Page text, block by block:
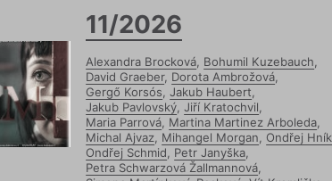
11/2026
Alexandra Brocková Bohumil Kuzebauch
David Graeber, Dorota Ambrožová
Gergő Korsós Jakub Haubert
Jakub Pavlovský Jiří Kratochvil
Maria Parrová Martina Martinez Arboleda
Michal Ajvaz Mihangel Morgan Ondřej Hník
Ondřej Schmid
Petr Janyška
Petra Schwarzová Žallmannová